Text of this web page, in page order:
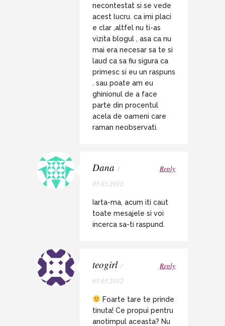
necontestat si se vede
acest lucru. ca imi placi
e clar ,altfel nu ti-as
vizita blogul , asa ca nu
mai era necesar sa te si
laud ca sa fiu sigura ca
primesc si eu un raspuns
. sau poate am eu
ghinionul de a face
parte din procentul
acela de oameni care
raman neobservati.
Dana /
05.03.2012
Reply
Iarta-ma, acum iti caut
toate mesajele si voi
incerca sa-ti raspund.
teogirl /
05.03.2012
Reply
Foarte tare te prinde
tinuta! Ce propui pentru
anotimpul aceasta? Nu